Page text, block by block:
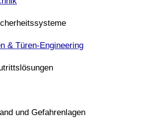
& Türen-Engineering
und Gefahrenlagen